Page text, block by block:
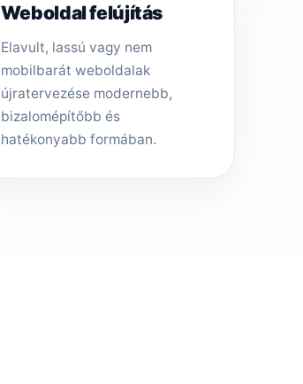
Weboldal felújítás
Elavult, lassú vagy nem
mobilbarát weboldalak
újratervezése modernebb,
bizalomépítőbb és
hatékonyabb formában.